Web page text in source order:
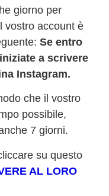
giorno per
vostro account è
Se entro
a scrivere
Instagram.
che il vostro
possibile,
7 giorni.
su questo
AL LORO